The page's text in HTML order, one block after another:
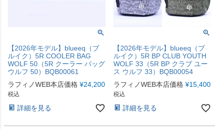
【2026年モデル】blueeq（ブ
ルイク）5R COOLER BAG
WOLF 50（5R クーラー バッグ
ウルフ 50）BQB00061
ラフィノWEB本店価格 ¥24,200
税込
詳細を見る
【2026年モデル】blueeq（ブ
ルイク）5R BP CLUB YOUTH
WOLF 33（5R BP クラブ ユー
ス ウルフ 33）BQB00054
ラフィノWEB本店価格 ¥15,400
税込
詳細を見る